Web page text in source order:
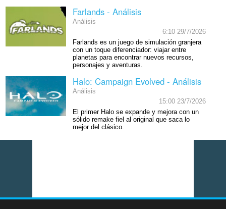
Farlands - Análisis
Análisis
6:10 29/7/2026
Farlands es un juego de simulación granjera
con un toque diferenciador: viajar entre
planetas para encontrar nuevos recursos,
personajes y aventuras.
Halo: Campaign Evolved - Análisis
Análisis
15:00 23/7/2026
El primer Halo se expande y mejora con un
sólido remake fiel al original que saca lo
mejor del clásico.